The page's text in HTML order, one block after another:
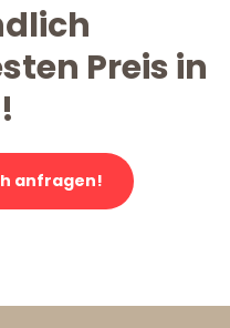
Preis in
anfragen!